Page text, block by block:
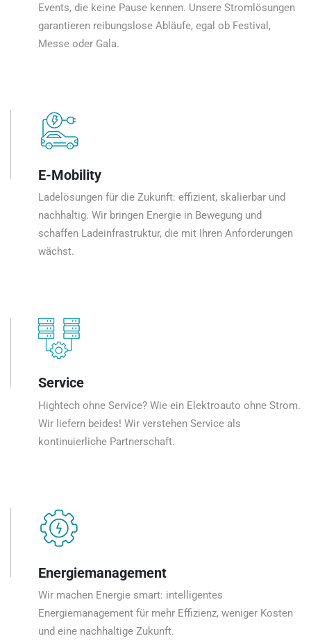
Events, die keine Pause kennen. Unsere Stromlösungen
garantieren reibungslose Abläufe, egal ob Festival,
Messe oder Gala.
E-Mobility
Ladelösungen für die Zukunft: effizient, skalierbar und
nachhaltig. Wir bringen Energie in Bewegung und
schaffen Ladeinfrastruktur, die mit Ihren Anforderungen
wächst.
Service
Hightech ohne Service? Wie ein Elektroauto ohne Strom.
Wir liefern beides! Wir verstehen Service als
kontinuierliche Partnerschaft.
Energiemanagement
Wir machen Energie smart: intelligentes
Energiemanagement für mehr Effizienz, weniger Kosten
und eine nachhaltige Zukunft.